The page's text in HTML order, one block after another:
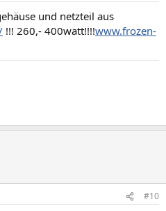
und netzteil aus
!!! 260,- 400watt!!!!www.frozen-
#10